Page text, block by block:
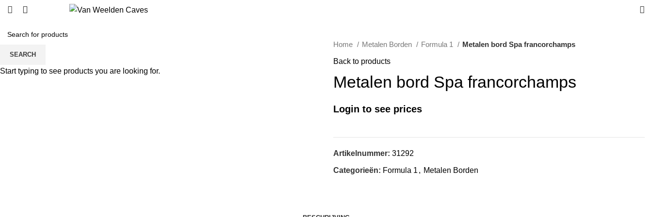
Home Metalen Borden Formula 1 Metalen bord Spa francorchamps
Back to products
Metalen bord Spa francorchamps
Login to see prices
Artikelnummer: 31292
Categorieën: Formula 1 , Metalen Borden
SEARCH
Start typing to see products you are looking for.